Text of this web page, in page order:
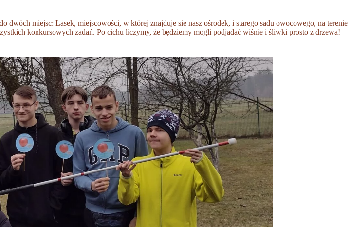
dwóch miejsc: Lasek, miejscowości, w której znajduje się nasz ośrodek, i starego sadu owocowego, na terenie
konkursowych zadań. Po cichu liczymy, że będziemy mogli podjadać wiśnie i śliwki prosto z drzewa!